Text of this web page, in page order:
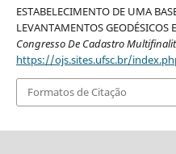
ESTABELECIMENTO DE UMA
LEVANTAMENTOS
Congresso De Cadastro
https://ojs.sites.ufsc.br/
Formatos de Citação